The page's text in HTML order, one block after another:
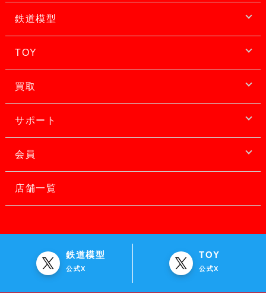
鉄道模型
TOY
買取
サポート
会員
店舗一覧
鉄道模型
公式X
TOY
公式X